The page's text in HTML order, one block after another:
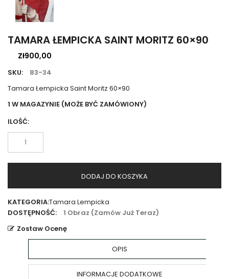
TAMARA ŁEMPICKA SAINT MORITZ 60×90
Zł900,00
SKU:
83-34
Tamara Łempicka Saint Moritz 60×90
1 W MAGAZYNIE (MOŻE BYĆ ZAMÓWIONY)
ILOŚĆ:
Tamara
60x90
DODAJ DO KOSZYKA
KATEGORIA:Tamara Lempicka
DOSTĘPNOŚĆ:
1 Obraz (zamów Już Teraz)
Zostaw Ocenę
OPIS
INFORMACJE DODATKOWE